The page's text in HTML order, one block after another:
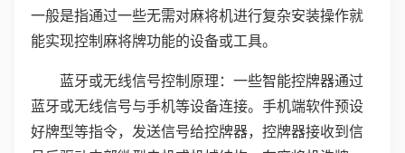
一般是指通过一些无需对麻将机进行复杂安装操作就
能实现控制麻将牌功能的设备或工具。
蓝牙或无线信号控制原理：一些智能控牌器通过
蓝牙或无线信号与手机等设备连接。手机端软件预设
好牌型等指令，发送信号给控牌器，控牌器接收到信